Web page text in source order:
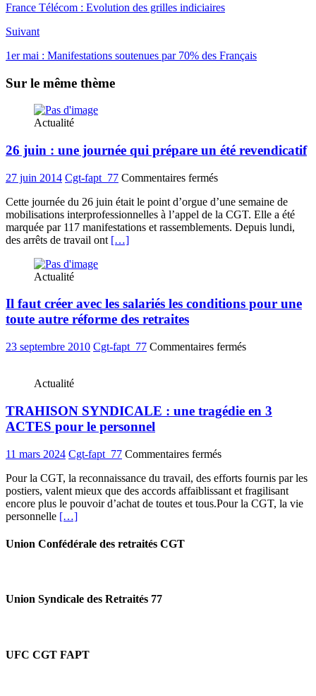
France Télécom : Evolution des grilles indiciaires
Suivant
1er mai : Manifestations soutenues par 70% des Français
Sur le même thème
Actualité
26 juin : une journée qui prépare un été revendicatif
27 juin 2014 Cgt-fapt_77 Commentaires ferméssur
juin
:
une
revendicatif
Cette journée du 26 juin était le point d’orgue d’une semaine de
mobilisations interprofessionnelles à l’appel de la CGT. Elle a été
marquée par 117 manifestations et rassemblements. Depuis lundi,
des arrêts de travail ont […]
Actualité
Il faut créer avec les salariés les conditions pour une
toute autre réforme des retraites
23 septembre 2010 Cgt-fapt_77 Commentaires ferméssur
les
une
toute
autre
réforme
Actualité
TRAHISON SYNDICALE : une tragédie en 3
ACTES pour le personnel
11 mars 2024 Cgt-fapt_77 Commentaires ferméssur
SYNDICALE
:
une
Pour la CGT, la reconnaissance du travail, des efforts fournis par les
postiers, valent mieux que des accords affaiblissant et fragilisant
encore plus le pouvoir d’achat de toutes et tous.Pour la CGT, la vie
personnelle […]
Union Confédérale des retraités CGT
Union Syndicale des Retraités 77
UFC CGT FAPT